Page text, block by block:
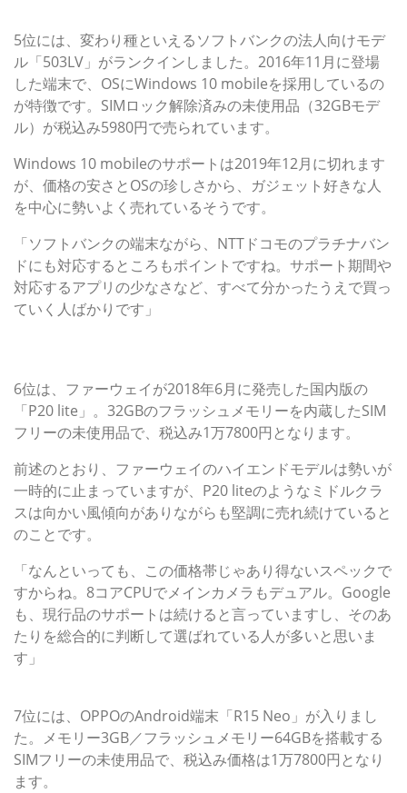
5位には、変わり種といえるソフトバンクの法人向けモデ
ル「503LV」がランクインしました。2016年11月に登場
した端末で、OSにWindows 10 mobileを採用しているの
が特徴です。SIMロック解除済みの未使用品（32GBモデ
ル）が税込み5980円で売られています。
Windows 10 mobileのサポートは2019年12月に切れます
が、価格の安さとOSの珍しさから、ガジェット好きな人
を中心に勢いよく売れているそうです。
「ソフトバンクの端末ながら、NTTドコモのプラチナバン
ドにも対応するところもポイントですね。サポート期間や
対応するアプリの少なさなど、すべて分かったうえで買っ
ていく人ばかりです」
6位は、ファーウェイが2018年6月に発売した国内版の
「P20 lite」。32GBのフラッシュメモリーを内蔵したSIM
フリーの未使用品で、税込み1万7800円となります。
前述のとおり、ファーウェイのハイエンドモデルは勢いが
一時的に止まっていますが、P20 liteのようなミドルクラ
スは向かい風傾向がありながらも堅調に売れ続けていると
のことです。
「なんといっても、この価格帯じゃあり得ないスペックで
すからね。8コアCPUでメインカメラもデュアル。Google
も、現行品のサポートは続けると言っていますし、そのあ
たりを総合的に判断して選ばれている人が多いと思いま
す」
7位には、OPPOのAndroid端末「R15 Neo」が入りまし
た。メモリー3GB／フラッシュメモリー64GBを搭載する
SIMフリーの未使用品で、税込み価格は1万7800円となり
ます。